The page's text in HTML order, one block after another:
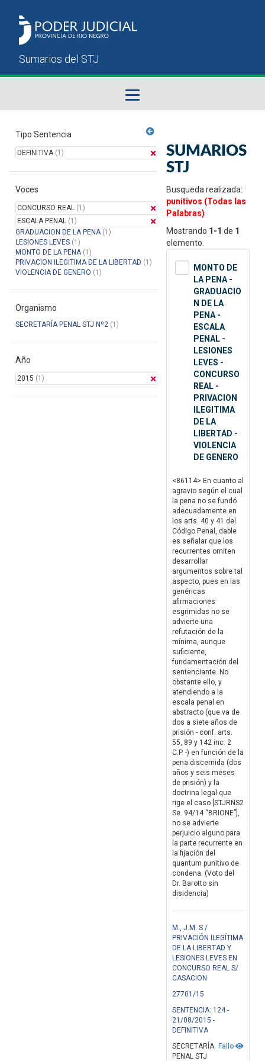
Sumarios del STJ
Manual del Usuario
Tipo Sentencia
DEFINITIVA(1)
Voces
CONCURSO REAL (1)
ESCALA PENAL (1)
GRADUACION DE LA PENA(1)
LESIONES LEVES (1)
MONTO DE LA PENA(1)
PRIVACION ILEGITIMA DE LA LIBERTAD (1)
VIOLENCIA DE GENERO (1)
Organismo
SECRETARÍA PENAL STJ Nº2 (1)
Año
2015 (1)
SUMARIOS
STJ
Busqueda realizada:
punitivos (Todas las
Palabras)
Mostrando 1-1 de 1
elemento.
MONTO DE
LA PENA -
GRADUACIO
N DE LA
PENA -
ESCALA
PENAL -
LESIONES
LEVES -
CONCURSO
REAL -
PRIVACION
ILEGITIMA
DE LA
LIBERTAD -
VIOLENCIA
DE GENERO
<86114> En cuanto al
agravio según el cual
la pena no se fundó
adecuadamente en
los arts. 40 y 41 del
Código Penal, dable
es señalar que los
recurrentes omiten
desarrollar
argumentos sobre tal
aspecto, pues en las
genéricas
afirmaciones
esgrimidas no se
advierte una
refutación de la
mínima, aunque
suficiente,
fundamentación del
sentenciante. No
obstante ello, y
atendiendo a la
escala penal en
abstracto (que va de
dos a siete años de
prisión - conf. arts.
55, 89 y 142 inc. 2
C.P. -) en función de la
pena discernida (dos
años y seis meses
de prisión) y la
doctrina legal que
rige el caso [STJRNS2
Se. 94/14 “BRIONE”],
no se advierte
perjuicio alguno para
la parte recurrente en
la fijación del
quantum punitivo de
condena. (Voto del
Dr. Barotto sin
disidencia)
M., J.M. S /
PRIVACIÓN ILEGÍTIMA
DE LA LIBERTAD Y
LESIONES LEVES EN
CONCURSO REAL S/
CASACION
27701/15
SENTENCIA: 124 -
21/08/2015 -
DEFINITIVA
Fallo
SECRETARÍA
PENAL STJ